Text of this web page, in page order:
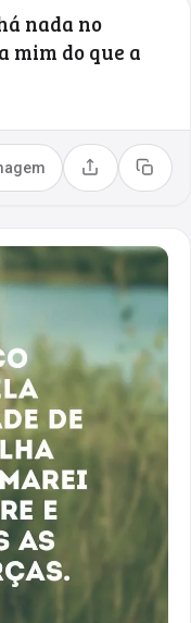
nada no
mim do que a
Compartilhar
Copiar